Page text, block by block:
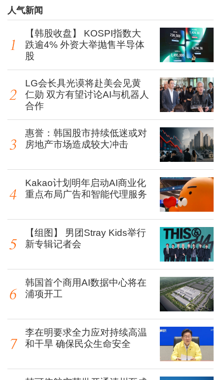
人气新闻
【韩股收盘】 KOSPI指数大
跌逾4% 外资大举抛售半导体
股
LG会长具光谟将赴美会见黄
仁勋 双方有望讨论AI与机器人
合作
惠誉：韩国股市持续低迷或对
房地产市场造成较大冲击
Kakao计划明年启动AI商业化
重点布局广告和智能代理服务
【组图】 男团Stray Kids举行
新专辑记者会
韩国首个商用AI数据中心将在
浦项开工
李在明要求全力应对持续高温
和干旱 确保民众生命安全